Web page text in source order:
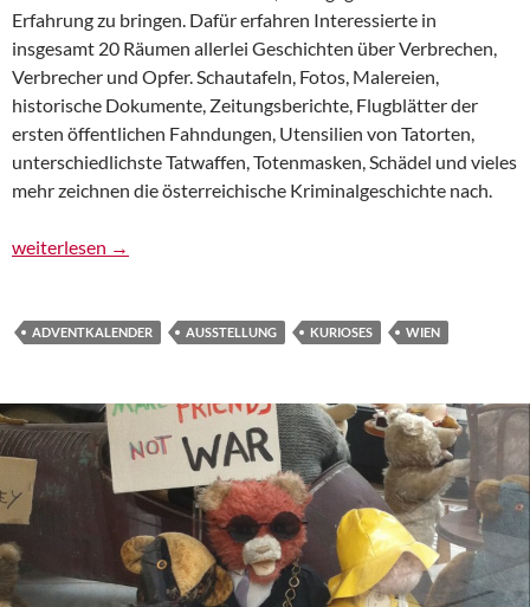
Erfahrung zu bringen. Dafür erfahren Interessierte in
insgesamt 20 Räumen allerlei Geschichten über Verbrechen,
Verbrecher und Opfer. Schautafeln, Fotos, Malereien,
historische Dokumente, Zeitungsberichte, Flugblätter der
ersten öffentlichen Fahndungen, Utensilien von Tatorten,
unterschiedlichste Tatwaffen, Totenmasken, Schädel und vieles
mehr zeichnen die österreichische Kriminalgeschichte nach.
Adventkalender, 13. Türchen: Mord und Totschlag im
weiterlesen →
ADVENTKALENDER AUSSTELLUNG KURIOSES WIEN